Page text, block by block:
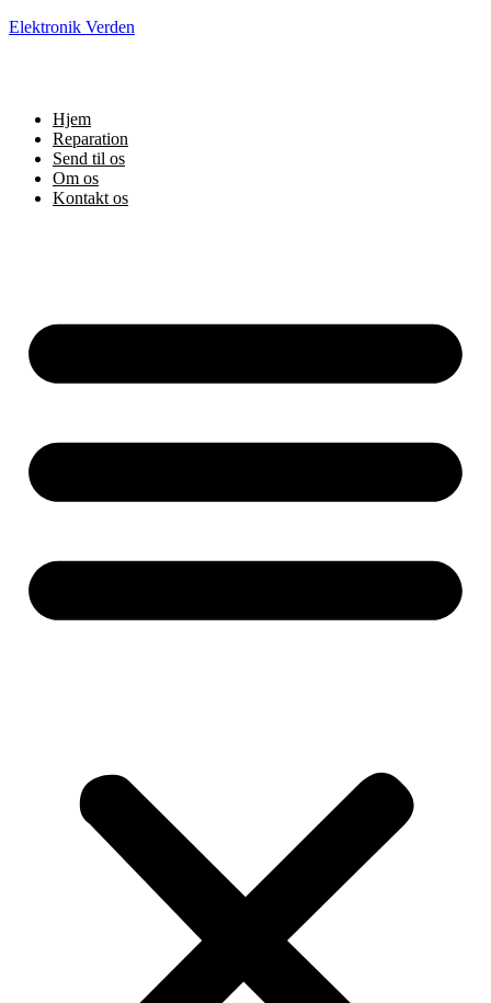
Elektronik Verden
Hjem
Reparation
Send til os
Om os
Kontakt os